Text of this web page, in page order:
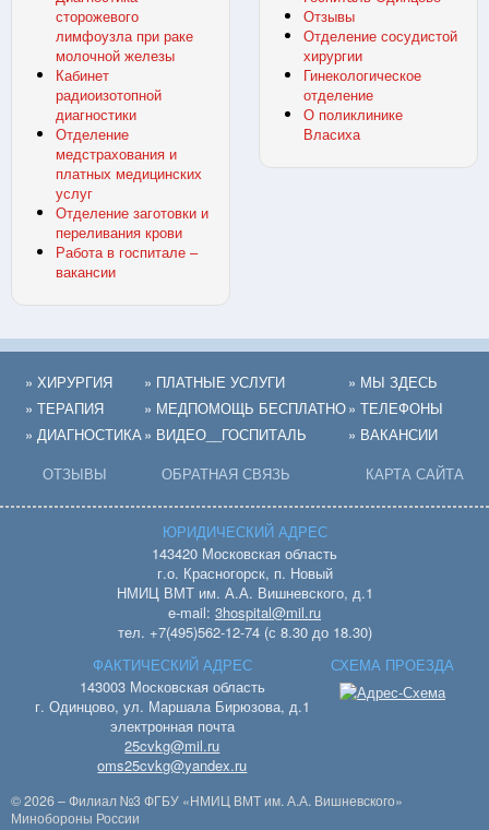
сторожевого
лимфоузла при раке
молочной железы
Кабинет
радиоизотопной
диагностики
Отделение
медстрахования и
платных медицинских
услуг
Отделение заготовки и
переливания крови
Работа в госпитале –
вакансии
Отзывы
Отделение сосудистой
хирургии
Гинекологическое
отделение
О поликлинике
Власиха
» ХИРУРГИЯ
» ТЕРАПИЯ
» ДИАГНОСТИКА
ОТЗЫВЫ
» ПЛАТНЫЕ УСЛУГИ
» МЕДПОМОЩЬ БЕСПЛАТНО
» ВИДЕО__ГОСПИТАЛЬ
ОБРАТНАЯ СВЯЗЬ
» МЫ ЗДЕСЬ
» ТЕЛЕФОНЫ
» ВАКАНСИИ
КАРТА САЙТА
ЮРИДИЧЕСКИЙ АДРЕС
143420 Московская область
г.о. Красногорск, п. Новый
НМИЦ ВМТ им. А.А. Вишневского, д.1
e-mail: 3hospital@mil.ru
тел. +7(495)562-12-74 (с 8.30 до 18.30)
ФАКТИЧЕСКИЙ АДРЕС
143003 Московская область
г. Одинцово, ул. Маршала Бирюзова, д.1
электронная почта
25cvkg@mil.ru
oms25cvkg@yandex.ru
СХЕМА ПРОЕЗДА
© 2026 – Филиал №3 ФГБУ «НМИЦ ВМТ им. А.А. Вишневского»
Минобороны России